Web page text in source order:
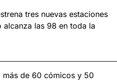
tres nuevas estaciones
las 98 en toda la
más de 60 cómicos y 50